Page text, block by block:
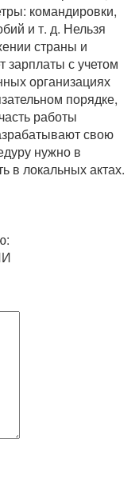
командировки,
и т. д. Нельзя
страны и
зарплаты с учетом
организациях
порядке,
работы
свою
нужно в
в локальных актах.